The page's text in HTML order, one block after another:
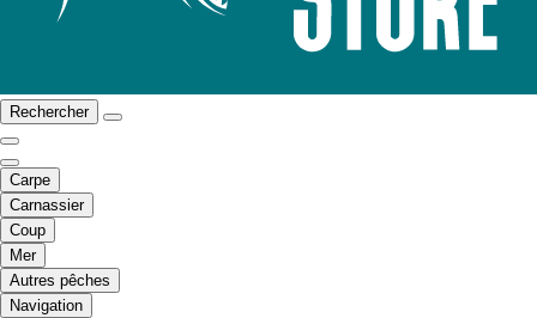
Rechercher
Carpe
Carnassier
Coup
Mer
Autres pêches
Navigation